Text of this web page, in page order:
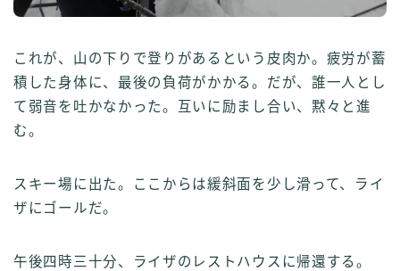
これが、山の下りで登りがあるという皮肉か。疲労が蓄
積した身体に、最後の負荷がかかる。だが、誰一人とし
て弱音を吐かなかった。互いに励まし合い、黙々と進
む。
スキー場に出た。ここからは緩斜面を少し滑って、ライ
ザにゴールだ。
午後四時三十分、ライザのレストハウスに帰還する。